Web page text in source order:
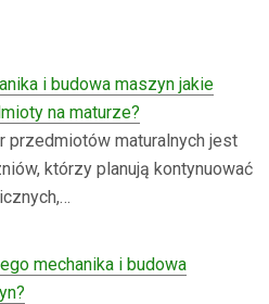
i budowa maszyn jakie
na maturze?
przedmiotów maturalnych jest
którzy planują kontynuować
mechanika i budowa